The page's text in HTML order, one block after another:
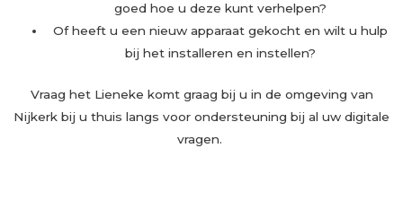
goed hoe u deze kunt verhelpen?
Of heeft u een nieuw apparaat gekocht en wilt u hulp
bij het installeren en instellen?
Vraag het Lieneke komt graag bij u in de omgeving van
Nijkerk bij u thuis langs voor ondersteuning bij al uw digitale
vragen.